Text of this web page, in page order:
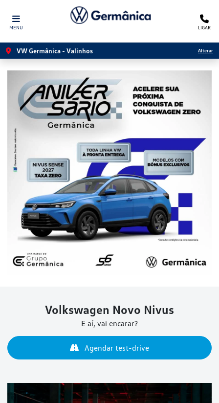
MENU LIGAR
VW Germânica - Valinhos Alterar
Volkswagen Novo Nivus
E aí, vai encarar?
Agendar test-drive